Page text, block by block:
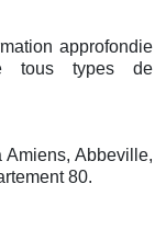
approfondie
tous types de
Amiens, Abbeville,
80.